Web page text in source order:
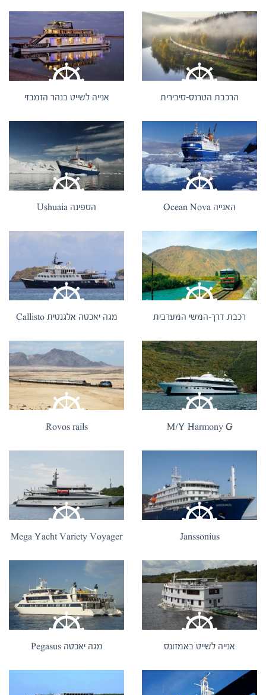
הרכבת הטרנס-סיבירית אנייה לשייט בנהר הזמבזי
האנייה Ocean Nova הספינה Ushuaia
רכבת דרך-המשי המערבית מגה יאכטה אלגנטית Callisto
M/Y Harmony G
Rovos rails
Janssonius
Mega Yacht Variety Voyager
אנייה לשייט באמזונס מגה יאכטה Pegasus